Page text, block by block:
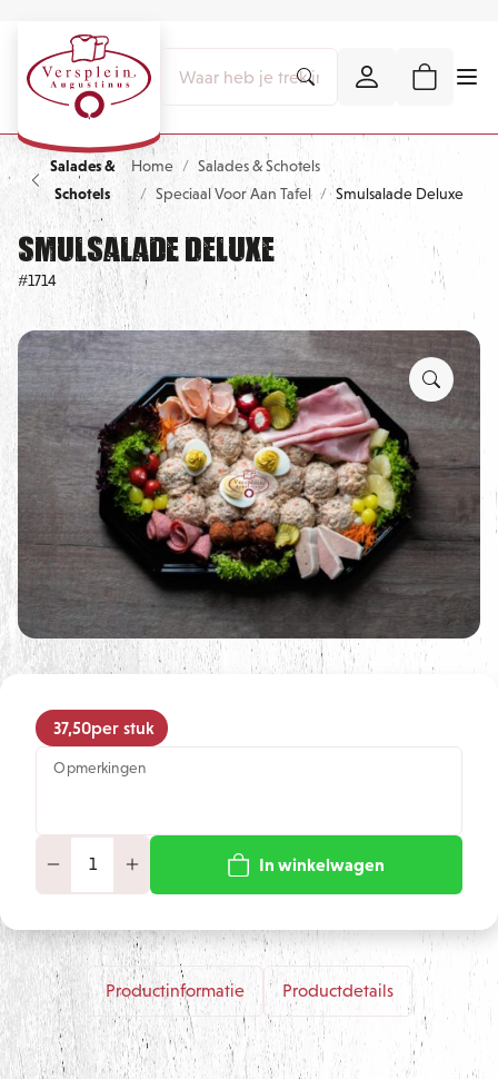
Salades &
Schotels
Home
Salades & Schotels
Speciaal Voor Aan Tafel
Smulsalade Deluxe
Smulsalade Deluxe
#1714
37,50per stuk
Opmerkingen
In winkelwagen
Productinformatie Productdetails